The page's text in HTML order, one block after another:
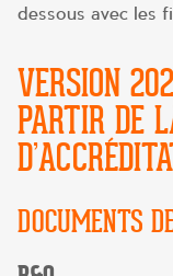
dessous avec les
VERSION
PARTIR DE
DOCUMENTS